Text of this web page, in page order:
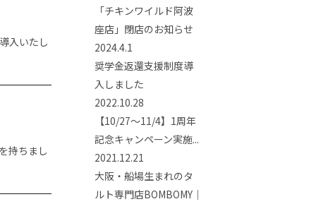
入いたし
持ちまし
「チキンワイルド阿波
座店」閉店のお知らせ
2024.4.1
奨学金返還支援制度導
入しました
2022.10.28
【10/27～11/4】1周年
記念キャンペーン実施...
2021.12.21
大阪・船場生まれのタ
ルト専門店BOMBOMY｜